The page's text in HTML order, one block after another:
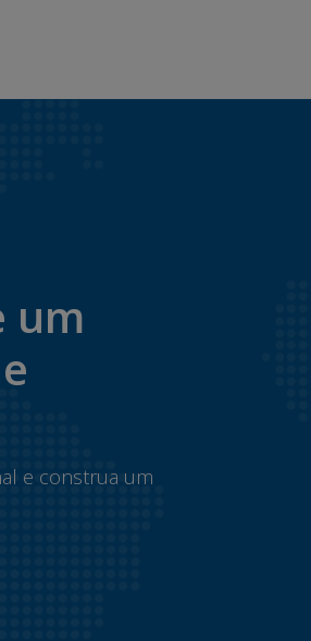
um
e construa um